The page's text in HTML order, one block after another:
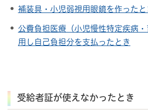
補装具・小児弱視用眼鏡を作ったと
公費負担医療（小児慢性特定疾病
用し自己負担分を支払ったとき
受給者証が使えなかったとき